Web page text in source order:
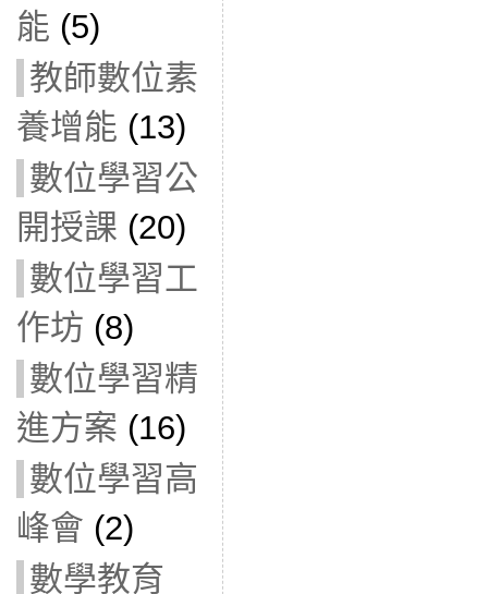
能 (5)
教師數位素
養增能 (13)
數位學習公
開授課 (20)
數位學習工
作坊 (8)
數位學習精
進方案 (16)
數位學習高
峰會 (2)
數學教育